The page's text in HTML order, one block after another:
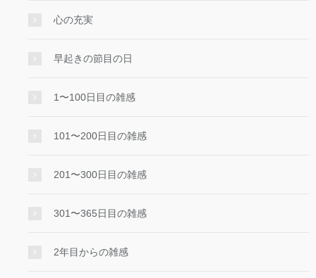
心の充実
早起きの節目の日
1〜100日目の雑感
101〜200日目の雑感
201〜300日目の雑感
301〜365日目の雑感
2年目からの雑感